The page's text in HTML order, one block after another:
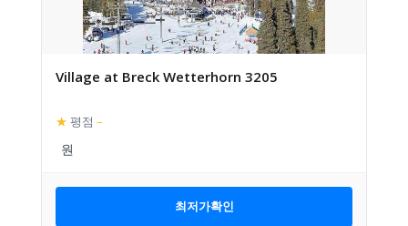
Village at Breck Wetterhorn 3205
★ 평점 –
최저가확인